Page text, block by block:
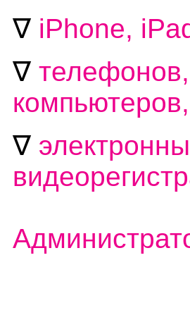
∇ iPhone,
∇
компьютеров,
∇